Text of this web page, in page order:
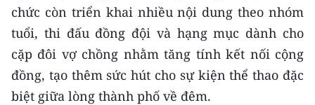
chức còn triển khai nhiều nội dung theo nhóm
tuổi, thi đấu đồng đội và hạng mục dành cho
cặp đôi vợ chồng nhằm tăng tính kết nối cộng
đồng, tạo thêm sức hút cho sự kiện thể thao đặc
biệt giữa lòng thành phố về đêm.